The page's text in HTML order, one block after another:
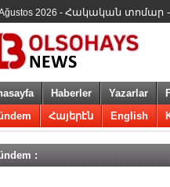
2026 - Հակական տոմար -
Haberler Yazarlar
Հայերէն English
: